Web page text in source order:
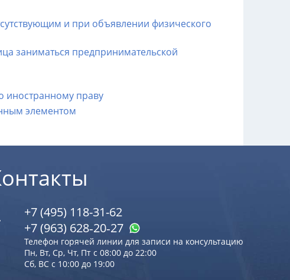
и при объявлении физического
заниматься предпринимательской
иностранному праву
элементом
+7 (495) 118-31-62
+7 (963) 628‑20‑27
Телефон горячей линии для записи на консультацию
Пн, Вт, Ср, Чт, Пт с 08:00 до 22:00
Сб, ВС с 10:00 до 19:00